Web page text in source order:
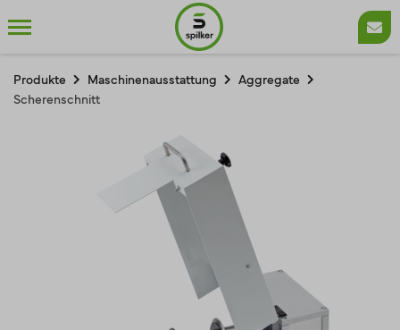
Produkte Maschinenausstattung
Aggregate
Scherenschnitt